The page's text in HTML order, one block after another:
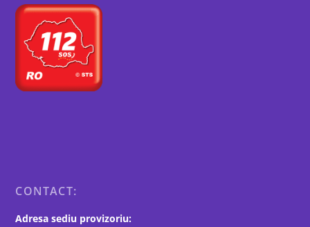
CONTACT:
Adresa sediu provizoriu: